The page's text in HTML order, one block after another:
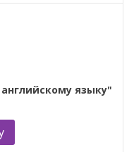
языку"